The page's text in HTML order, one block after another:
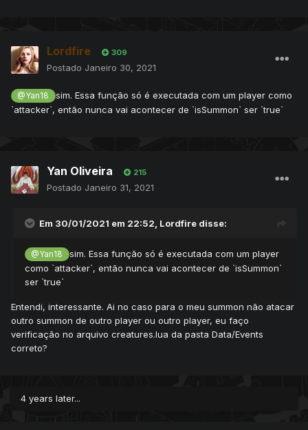
attacker -> getCreature
Lordfire 309
Postado Janeiro 30, 2021
@Yan18
sim. Essa função só é executada com um player como
`attacker`, então nunca vai acontecer de `isSummon` ser `true`
Yan Oliveira 215
Postado Janeiro 31, 2021
Em 30/01/2021 em 22:52, Lordfire disse:
@Yan18
sim. Essa função só é executada com um player
como `attacker`, então nunca vai acontecer de `isSummon`
ser `true`
Entendi, interessante. Ai no caso para o meu summon não atacar
outro summon de outro player ou outro player, eu faço
verificação no arquivo creatures.lua da pasta Data/Events
correto?
4 years later...